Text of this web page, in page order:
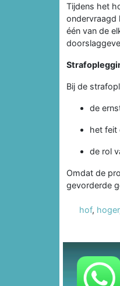
Tijdens het
ondervraagd
één van de
Bij de
de
het feit
de rol
Omdat de
gevorderde
hof, hoger